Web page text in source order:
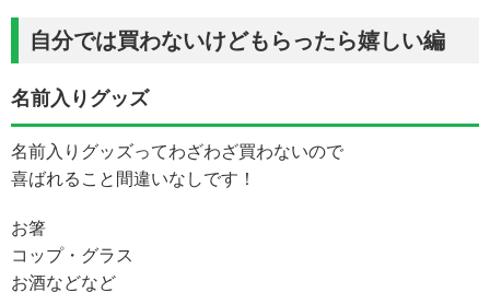
自分では買わないけどもらったら嬉しい編
名前入りグッズ
名前入りグッズってわざわざ買わないので
喜ばれること間違いなしです！
お箸
コップ・グラス
お酒などなど